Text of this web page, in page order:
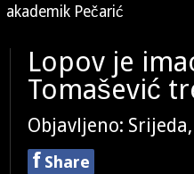
akademik Pečarić
Lopov je
Tomašević
Objavljeno:
f Share